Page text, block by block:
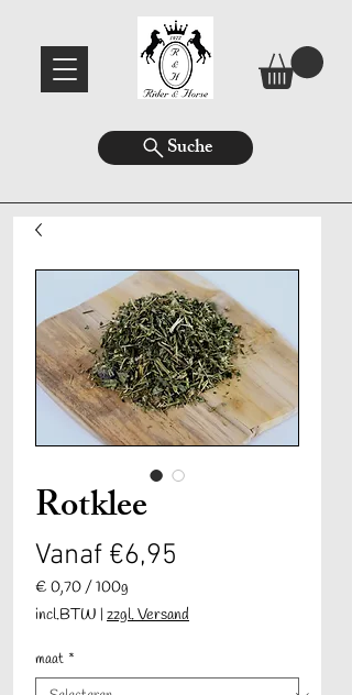
Suche
Rotklee
Vanaf €6,95
€ 0,70/ 100g
€ 0,70
per
Gram
incl.BTW | zzgl. Versand
maat *